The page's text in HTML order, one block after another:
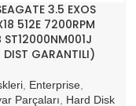
3.5 EXOS
512E 7200RPM
ST12000NM001J
DIST GARANTILI)
Enterprise
Parçaları
Hard Disk